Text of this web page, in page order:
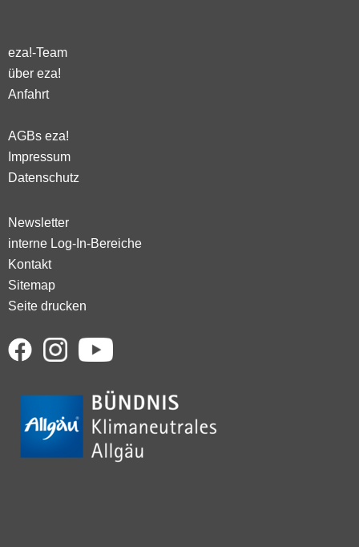
eza!-Team
über eza!
Anfahrt
AGBs eza!
Impressum
Datenschutz
Newsletter
interne Log-In-Bereiche
Kontakt
Sitemap
Seite drucken